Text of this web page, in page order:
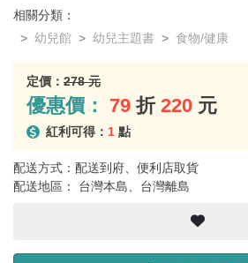
相關分類：
幼兒館
幼兒主題書 食物/健康
定價： 278 元
優惠價： 79 折 220 元
紅利可得： 1 點
配送方式：配送到府、便利店取貨
配送地區： 台灣本島、台灣離島